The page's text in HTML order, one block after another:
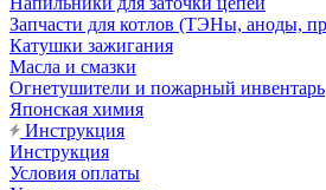
Запчасти для котлов (ТЭНы, аноды,
Катушки зажигания
Масла и смазки
Огнетушители и пожарный инвентарь
Японская химия
Инструкция
Инструкция
Условия оплаты